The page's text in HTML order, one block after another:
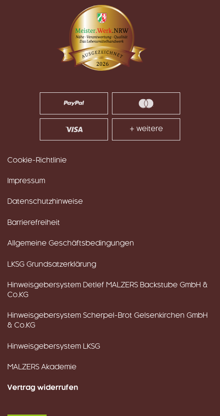
+ weitere
Cookie-Richtlinie
Impressum
Datenschutzhinweise
Barrierefreiheit
Allgemeine Geschäftsbedingungen
LKSG Grundsatzerklärung
Hinweisgebersystem Detlef MALZERS Backstube GmbH &
Co.KG
Hinweisgebersystem Scherpel-Brot Gelsenkirchen GmbH
& Co.KG
Hinweisgebersystem LKSG
MALZERS Akademie
Vertrag widerrufen